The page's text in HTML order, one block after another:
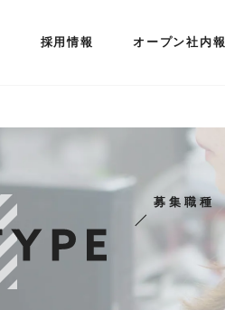
採用情報 オープン社内報
募集職種